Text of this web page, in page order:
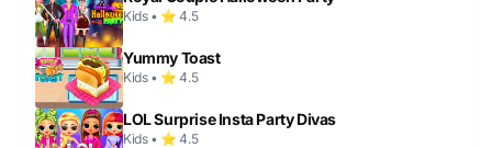
Kids • ⭐ 4.5
Yummy Toast
Kids • ⭐ 4.5
LOL Surprise Insta Party Divas
Kids • ⭐ 4.5